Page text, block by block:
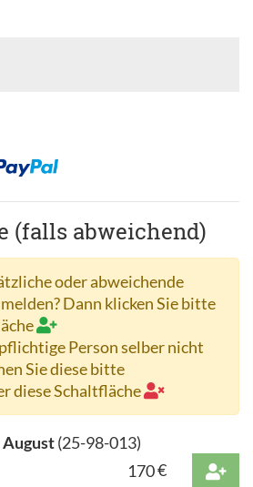
(falls abweichend)
oder abweichende
Dann klicken Sie bitte
Person selber nicht
Sie diese bitte
diese Schaltfläche
August(25-98-013)
170€